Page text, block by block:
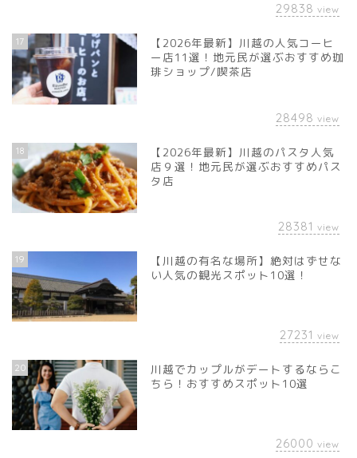
29838 view
17
【2026年最新】川越の人気コーヒ
ー店11選！地元民が選ぶおすすめ珈
琲ショップ/喫茶店
28498 view
18
【2026年最新】川越のパスタ人気
店９選！地元民が選ぶおすすめパス
タ店
28381 view
19
【川越の有名な場所】絶対はずせな
い人気の観光スポット10選！
27231 view
20
川越でカップルがデートするならこ
ちら！おすすめスポット10選
26000 view